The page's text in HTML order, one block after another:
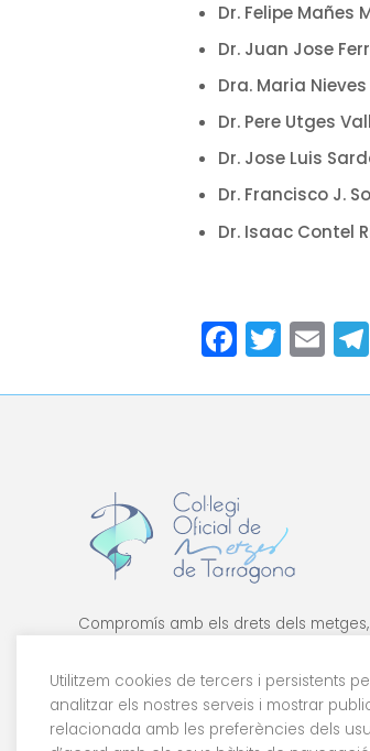
Dr. Felipe Mañes
Dr. Juan Jose
Dra. Maria
Dr. Pere Utges
Dr. Jose Luis
Dr. Francisco J.
Dr. Isaac Contel
Compromís amb els drets dels
Utilitzem cookies de tercers i persistents
analitzar els nostres serveis i mostrar
relacionada amb les preferències dels